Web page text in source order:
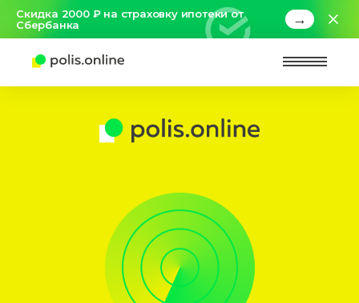
Скидка 2000 ₽ на страховку ипотеки от
Сбербанка
→